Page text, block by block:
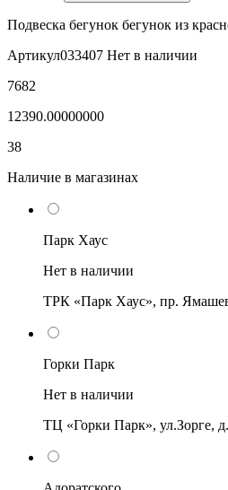
Подвеска бегунок бегунок из
Артикул033407 Нет в наличии
7682
12390.00000000
38
Наличие в магазинах
Парк Хаус
Нет в наличии
ТРК «Парк Хаус», пр.
Горки Парк
Нет в наличии
ТЦ «Горки Парк», ул.Зорге,